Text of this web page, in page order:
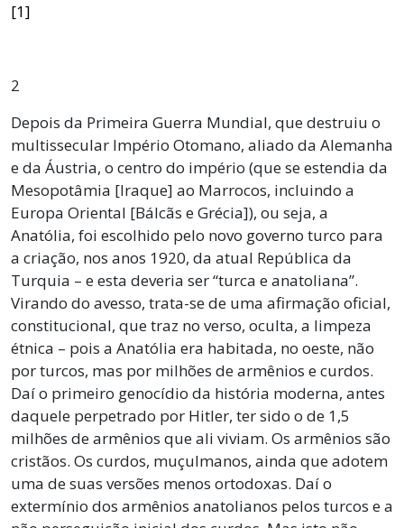
[1]
2
Depois da Primeira Guerra Mundial, que destruiu o
multissecular Império Otomano, aliado da Alemanha
e da Áustria, o centro do império (que se estendia da
Mesopotâmia [Iraque] ao Marrocos, incluindo a
Europa Oriental [Bálcãs e Grécia]), ou seja, a
Anatólia, foi escolhido pelo novo governo turco para
a criação, nos anos 1920, da atual República da
Turquia – e esta deveria ser “turca e anatoliana”.
Virando do avesso, trata-se de uma afirmação oficial,
constitucional, que traz no verso, oculta, a limpeza
étnica – pois a Anatólia era habitada, no oeste, não
por turcos, mas por milhões de armênios e curdos.
Daí o primeiro genocídio da história moderna, antes
daquele perpetrado por Hitler, ter sido o de 1,5
milhões de armênios que ali viviam. Os armênios são
cristãos. Os curdos, muçulmanos, ainda que adotem
uma de suas versões menos ortodoxas. Daí o
extermínio dos armênios anatolianos pelos turcos e a